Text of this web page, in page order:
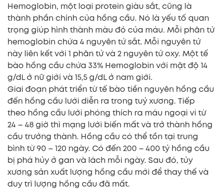
Hemoglobin, một loại protein giàu sắt, cũng là
thành phần chính của hồng cầu. Nó là yếu tố quan
trọng giúp hình thành màu đỏ của máu. Mỗi phân tử
hemoglobin chứa 4 nguyên tử sắt. Mỗi nguyên tử
này liên kết với 1 phân tử và 2 nguyên tử oxy. Một tế
bào hồng cầu chứa 33% Hemoglobin với mật độ 14
g/dL ở nữ giới và 15,5 g/dL ở nam giới.
Giai đoạn phát triển từ tế bào tiền nguyên hồng cầu
đến hồng cầu lưới diễn ra trong tuỷ xương. Tiếp
theo hồng cầu lưới phóng thích ra máu ngoại vi từ
24 – 48 giờ thì mạng lưới biến mất và trở thành hồng
cầu trưởng thành. Hồng cầu có thể tồn tại trung
bình từ 90 – 120 ngày. Có đến 200 – 400 tỷ hồng cầu
bị phá hủy ở gan và lách mỗi ngày. Sau đó, tủy
xương sản xuất lượng hồng cầu mới để thay thế và
duy trì lượng hồng cầu đã mất.